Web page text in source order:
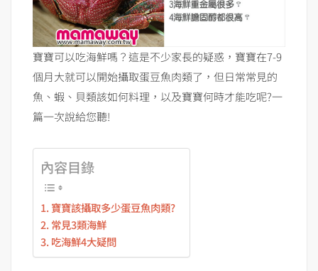
寶寶可以吃海鮮嗎？這是不少家長的疑惑，寶寶在7-9
個月大就可以開始攝取蛋豆魚肉類了，但日常常見的
魚、蝦、貝類該如何料理，以及寶寶何時才能吃呢?一
篇一次說給您聽!
內容目錄
寶寶該攝取多少蛋豆魚肉類?
常見3類海鮮
吃海鮮4大疑問